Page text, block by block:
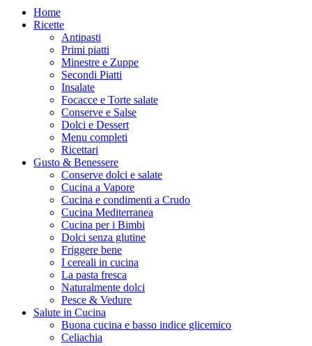
Home
Ricette
Antipasti
Primi piatti
Minestre e Zuppe
Secondi Piatti
Insalate
Focacce e Torte salate
Conserve e Salse
Dolci e Dessert
Menu completi
Ricettari
Gusto & Benessere
Conserve dolci e salate
Cucina a Vapore
Cucina e condimenti a Crudo
Cucina Mediterranea
Cucina per i Bimbi
Dolci senza glutine
Friggere bene
I cereali in cucina
La pasta fresca
Naturalmente dolci
Pesce & Vedure
Salute in Cucina
Buona cucina e basso indice glicemico
Celiachia